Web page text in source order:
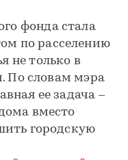
фонда стала
по расселению
не только в
По словам мэра
ее задача –
вместо
городскую